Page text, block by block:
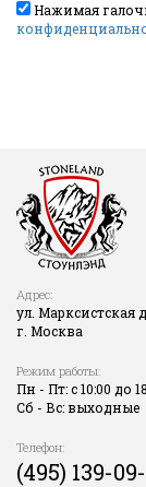
Нажимая
Адрес:
ул. Марксистская
г. Москва
Режим работы:
Пн - Пт: с 10:00 до
Сб - Вс: выходные
Телефон:
(495) 139-09-